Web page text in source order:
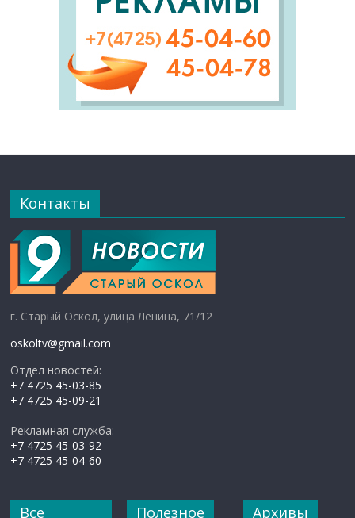
Контакты
г. Старый Оскол, улица Ленина, 71/12
oskoltv@gmail.com
Отдел новостей:
+7 4725 45-03-85
+7 4725 45-09-21
Рекламная служба:
+7 4725 45-03-92
+7 4725 45-04-60
Все
Полезное Архивы